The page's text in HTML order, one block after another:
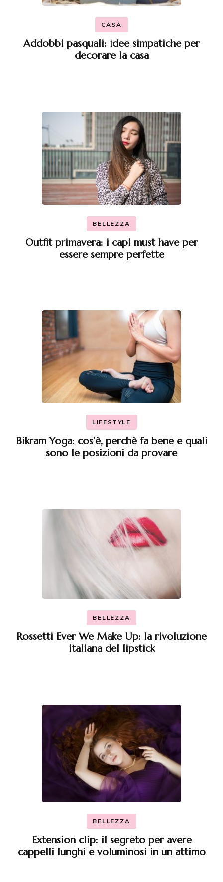
CASA
Addobbi pasquali: idee simpatiche per
decorare la casa
BELLEZZA
Outfit primavera: i capi must have per
essere sempre perfette
LIFESTYLE
Bikram Yoga: cos’è, perchè fa bene e quali
sono le posizioni da provare
BELLEZZA
Rossetti Ever We Make Up: la rivoluzione
italiana del lipstick
BELLEZZA
Extension clip: il segreto per avere
cappelli lunghi e voluminosi in un attimo